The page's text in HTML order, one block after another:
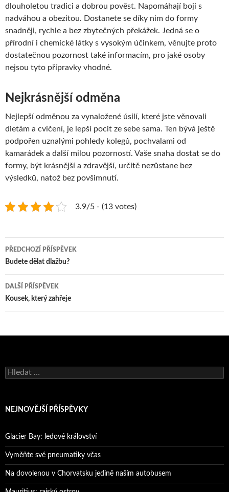
dlouholetou tradici a dobrou pověst. Napomáhají boji s
nadváhou a obezitou. Dostanete se díky nim do formy
snadněji, rychle a bez zbytečných překážek. Jedná se o
přírodní i chemické látky s vysokým účinkem, věnujte proto
dostatečnou pozornost také informacím, pro jaké osoby
nejsou tyto přípravky vhodné.
Nejkrásnější odměna
Nejlepší odměnou za vynaložené úsilí, které jste věnovali
dietám a cvičení, je lepší pocit ze sebe sama. Ten bývá ještě
podpořen uznalými pohledy kolegů, pochvalami od
kamarádek a další milou pozorností. Vaše snaha dostat se do
formy, být krásnější a zdravější, určitě nezůstane bez
výsledků, natož bez povšimnutí.
3.9/5 - (13 votes)
Navigace
pro
příspěvky
PŘEDCHOZÍ PŘÍSPĚVEK
Budete dělat dlažbu?
DALŠÍ PŘÍSPĚVEK
Kousek, který zahřeje
Vyhledávání
NEJNOVĚJŠÍ PŘÍSPĚVKY
Glacier Bay: ledové království
Vyměňte své pneumatiky včas
Na dovolenou v Chorvatsku jedině naším autobusem